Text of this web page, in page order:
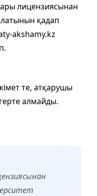
лицензиясынан
қадап
akshamy.kz
те, атқарушы
алмайды.